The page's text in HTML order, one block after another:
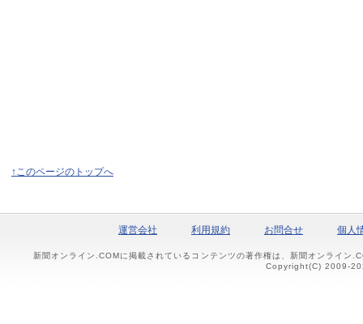
↑このページのトップへ
運営会社 利用規約 お問合せ 個人
新聞オンライン.COMに掲載されているコンテンツの著作権は、新聞オンライン
Copyright(C) 2009-